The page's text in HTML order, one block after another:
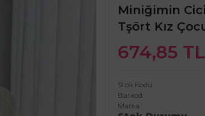
Miniğimin
Tşört Kız
674,85 TL
Stok Kodu
Barkod
Marka